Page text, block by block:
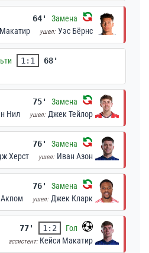
64' Замена
ушел: Уэс Бёрнс
1:1
68'
75' Замена
Нил ушел: Джек Тейлор
76' Замена
Херст ушел: Иван Азон
76' Замена
ушел: Джек Кларк
77' 1:2
Гол
ассистент: Кейси Макатир